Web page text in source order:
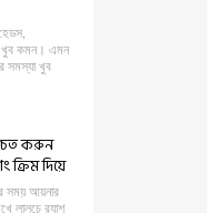
খুব কমন। এমন
সমস্যা খুব
করুন
ক্রিম দিয়ে
সময় আয়নার
লালচে র‍্যাশ